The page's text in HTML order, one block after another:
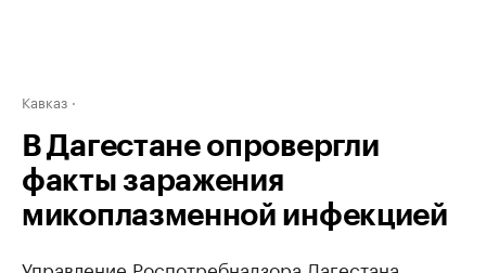
Кавказ
В Дагестане опровергли
факты заражения
микоплазменной инфекцией